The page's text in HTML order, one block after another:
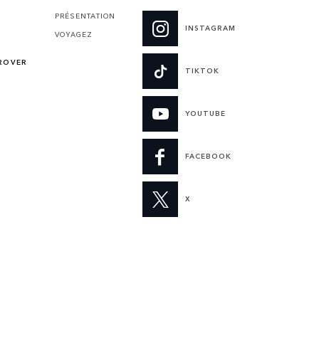
PRÉSENTATION
VOYAGEZ
INSTAGRAM
TIKTOK
YOUTUBE
FACEBOOK
X